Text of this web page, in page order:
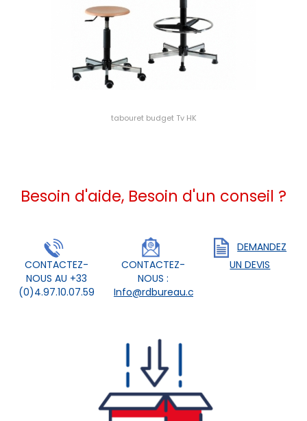
tabouret budget Tv HK
Besoin d'aide, Besoin d'un conseil ?
CONTACTEZ-
NOUS AU +33
(0)4.97.10.07.59
CONTACTEZ-
NOUS :
Info@rdbureau.com
DEMANDEZ
UN DEVIS